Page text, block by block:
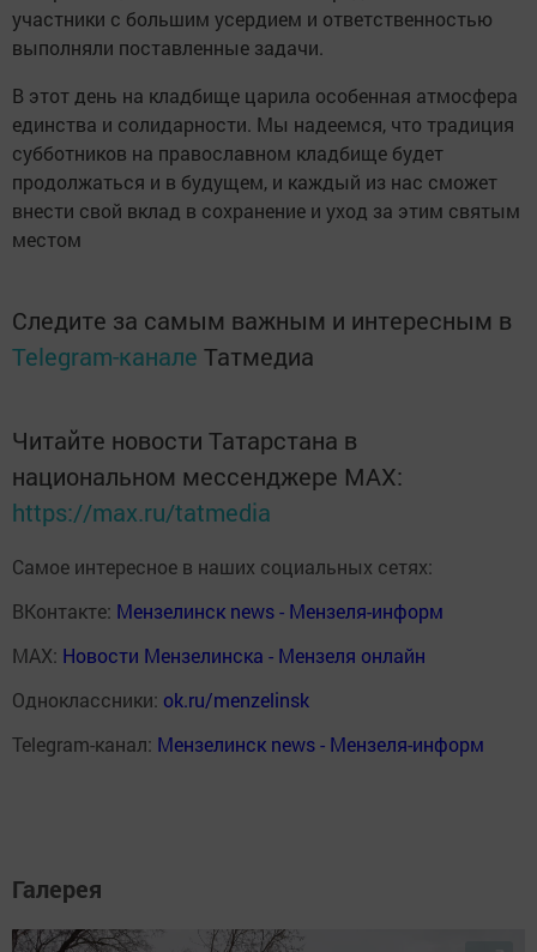
участники с большим усердием и ответственностью
выполняли поставленные задачи.
В этот день на кладбище царила особенная атмосфера
единства и солидарности. Мы надеемся, что традиция
субботников на православном кладбище будет
продолжаться и в будущем, и каждый из нас сможет
внести свой вклад в сохранение и уход за этим святым
местом
Следите за самым важным и интересным в
Telegram-канале Татмедиа
Читайте новости Татарстана в
национальном мессенджере MАХ:
https://max.ru/tatmedia
Самое интересное в наших социальных сетях:
ВКонтакте: Мензелинск news - Мензеля-информ
MAX: Новости Мензелинска - Мензеля онлайн
Одноклассники: ok.ru/menzelinsk
Telegram-канал: Мензелинск news - Мензеля-информ
Галерея